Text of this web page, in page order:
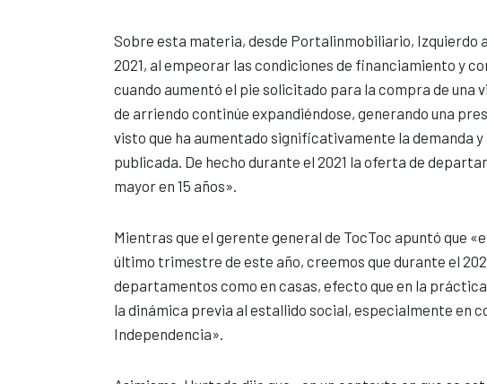
Sobre esta materia, desde Portalinmobiliario, Izquierdo
2021, al empeorar las condiciones de financiamiento y
cuando aumentó el pie solicitado para la compra de una
de arriendo continúe expandiéndose, generando una
visto que ha aumentado significativamente la demanda
publicada. De hecho durante el 2021 la oferta de
mayor en 15 años».
Mientras que el gerente general de TocToc apuntó que
último trimestre de este año, creemos que durante el
departamentos como en casas, efecto que en la
la dinámica previa al estallido social, especialmente en
Independencia».